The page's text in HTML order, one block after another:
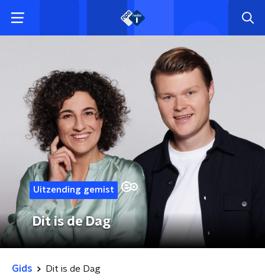
Uitzending gemist
Dit is de Dag
Gids Dit is de Dag